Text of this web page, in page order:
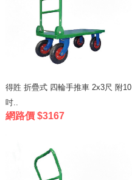
得貹 折疊式 四輪手推車 2x3尺 附10
吋..
網路價 $3167